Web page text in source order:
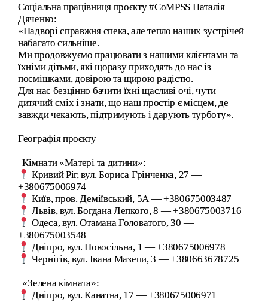
Соціальна працівниця проєкту #CoMPSS Наталія
Дяченко:
«Надворі справжня спека, але тепло наших зустрічей
набагато сильніше.
Ми продовжуємо працювати з нашими клієнтами та
їхніми дітьми, які щоразу приходять до нас із
посмішками, довірою та щирою радістю.
Для нас безцінно бачити їхні щасливі очі, чути
дитячий сміх і знати, що наш простір є місцем, де
завжди чекають, підтримують і дарують турботу».
Географія проєкту
Кімнати «Матері та дитини»:
Кривий Ріг, вул. Бориса Грінченка, 27 —
+380675006974
Київ, пров. Деміївський, 5А — +380675003487
Львів, вул. Богдана Лепкого, 8 — +380675003716
Одеса, вул. Отамана Головатого, 30 —
+380675003548
Дніпро, вул. Новосільна, 1 — +380675006978
Чернігів, вул. Івана Мазепи, 3 — +380663678725
«Зелена кімната»:
Дніпро, вул. Канатна, 17 — +380675006971